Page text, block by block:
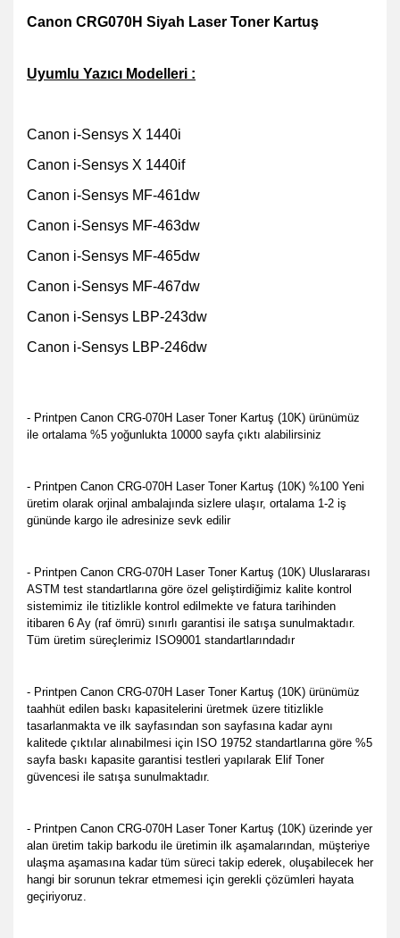
Canon CRG070H Siyah Laser Toner Kartuş
Uyumlu Yazıcı Modelleri :
Canon i-Sensys X 1440i
Canon i-Sensys X 1440if
Canon i-Sensys MF-461dw
Canon i-Sensys MF-463dw
Canon i-Sensys MF-465dw
Canon i-Sensys MF-467dw
Canon i-Sensys LBP-243dw
Canon i-Sensys LBP-246dw
- Printpen Canon CRG-070H Laser Toner Kartuş (10K) ürünümüz
ile ortalama %5 yoğunlukta 10000 sayfa çıktı alabilirsiniz
- Printpen Canon CRG-070H Laser Toner Kartuş (10K) %100 Yeni
üretim olarak orjinal ambalajında sizlere ulaşır, ortalama 1-2 iş
gününde kargo ile adresinize sevk edilir
- Printpen Canon CRG-070H Laser Toner Kartuş (10K) Uluslararası
ASTM test standartlarına göre özel geliştirdiğimiz kalite kontrol
sistemimiz ile titizlikle kontrol edilmekte ve fatura tarihinden
itibaren 6 Ay (raf ömrü) sınırlı garantisi ile satışa sunulmaktadır.
Tüm üretim süreçlerimiz ISO9001 standartlarındadır
- Printpen Canon CRG-070H Laser Toner Kartuş (10K) ürünümüz
taahhüt edilen baskı kapasitelerini üretmek üzere titizlikle
tasarlanmakta ve ilk sayfasından son sayfasına kadar aynı
kalitede çıktılar alınabilmesi için ISO 19752 standartlarına göre %5
sayfa baskı kapasite garantisi testleri yapılarak Elif Toner
güvencesi ile satışa sunulmaktadır.
- Printpen Canon CRG-070H Laser Toner Kartuş (10K) üzerinde yer
alan üretim takip barkodu ile üretimin ilk aşamalarından, müşteriye
ulaşma aşamasına kadar tüm süreci takip ederek, oluşabilecek her
hangi bir sorunun tekrar etmemesi için gerekli çözümleri hayata
geçiriyoruz.